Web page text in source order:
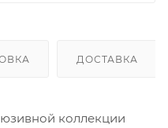
ДОСТАВКА
коллекции